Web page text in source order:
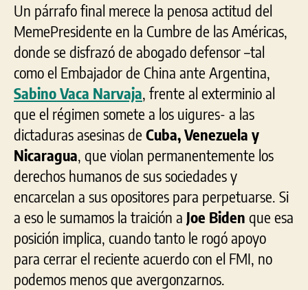
Un párrafo final merece la penosa actitud del
MemePresidente en la Cumbre de las Américas,
donde se disfrazó de abogado defensor –tal
como el Embajador de China ante Argentina,
Sabino Vaca Narvaja, frente al exterminio al
que el régimen somete a los uigures- a las
dictaduras asesinas de Cuba, Venezuela y
Nicaragua, que violan permanentemente los
derechos humanos de sus sociedades y
encarcelan a sus opositores para perpetuarse. Si
a eso le sumamos la traición a Joe Biden que esa
posición implica, cuando tanto le rogó apoyo
para cerrar el reciente acuerdo con el FMI, no
podemos menos que avergonzarnos.